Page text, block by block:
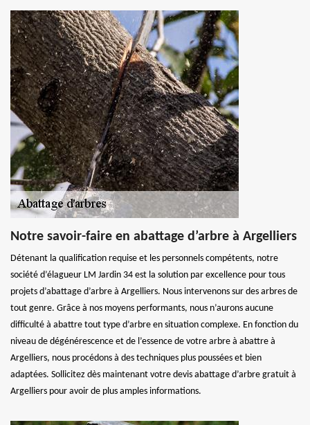
Notre savoir-faire en abattage d’arbre à Argelliers
Détenant la qualification requise et les personnels compétents, notre
société d’élagueur LM Jardin 34 est la solution par excellence pour tous
projets d’abattage d’arbre à Argelliers. Nous intervenons sur des arbres de
tout genre. Grâce à nos moyens performants, nous n’aurons aucune
difficulté à abattre tout type d’arbre en situation complexe. En fonction du
niveau de dégénérescence et de l’essence de votre arbre à abattre à
Argelliers, nous procédons à des techniques plus poussées et bien
adaptées. Sollicitez dès maintenant votre devis abattage d’arbre gratuit à
Argelliers pour avoir de plus amples informations.